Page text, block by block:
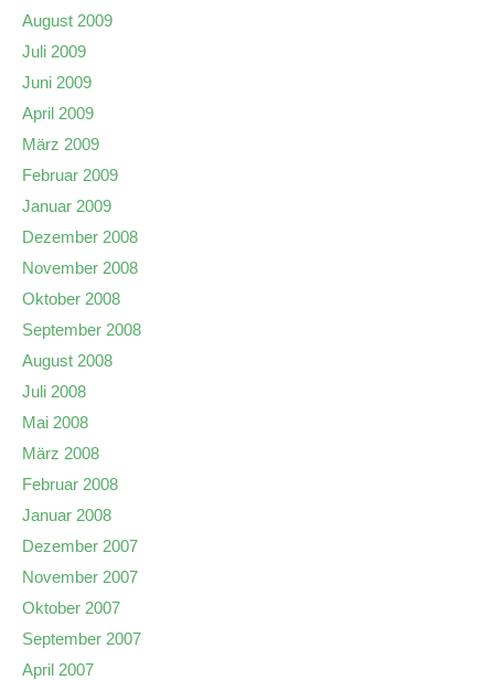
August 2009
Juli 2009
Juni 2009
April 2009
März 2009
Februar 2009
Januar 2009
Dezember 2008
November 2008
Oktober 2008
September 2008
August 2008
Juli 2008
Mai 2008
März 2008
Februar 2008
Januar 2008
Dezember 2007
November 2007
Oktober 2007
September 2007
April 2007